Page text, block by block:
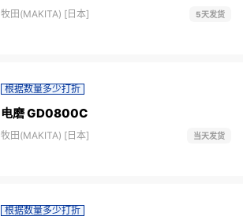
牧田(MAKITA) [日本] 5天发货
根据数量多少打折
电磨 GD0800C
牧田(MAKITA) [日本] 当天发货
根据数量多少打折